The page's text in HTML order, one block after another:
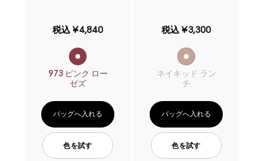
税込 ¥4,840
973 ピンク ロー
ゼズ
バッグへ入れる
色を試す
税込 ¥3,300
ネイキッド ラン
チ
バッグへ入れる
色を試す